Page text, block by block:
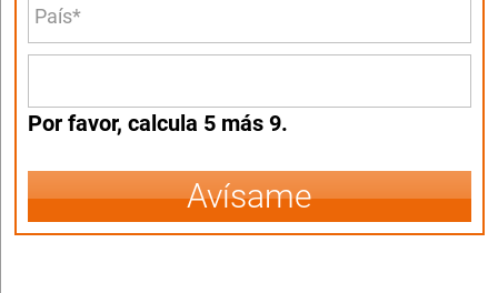
Por favor, calcula 5 más 9.
Avísame